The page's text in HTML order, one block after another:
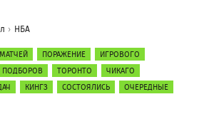
НБА
МАТЧЕЙ ПОРАЖЕНИЕ
ИГРОВОГО
ПОДБОРОВ ТОРОНТО
ЧИКАГО
КИНГЗ СОСТОЯЛИСЬ ОЧЕРЕДНЫЕ